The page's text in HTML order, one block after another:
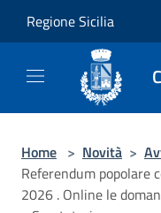
Regione Sicilia
Home > Novità >
Referendum popolare
2026 . Online le